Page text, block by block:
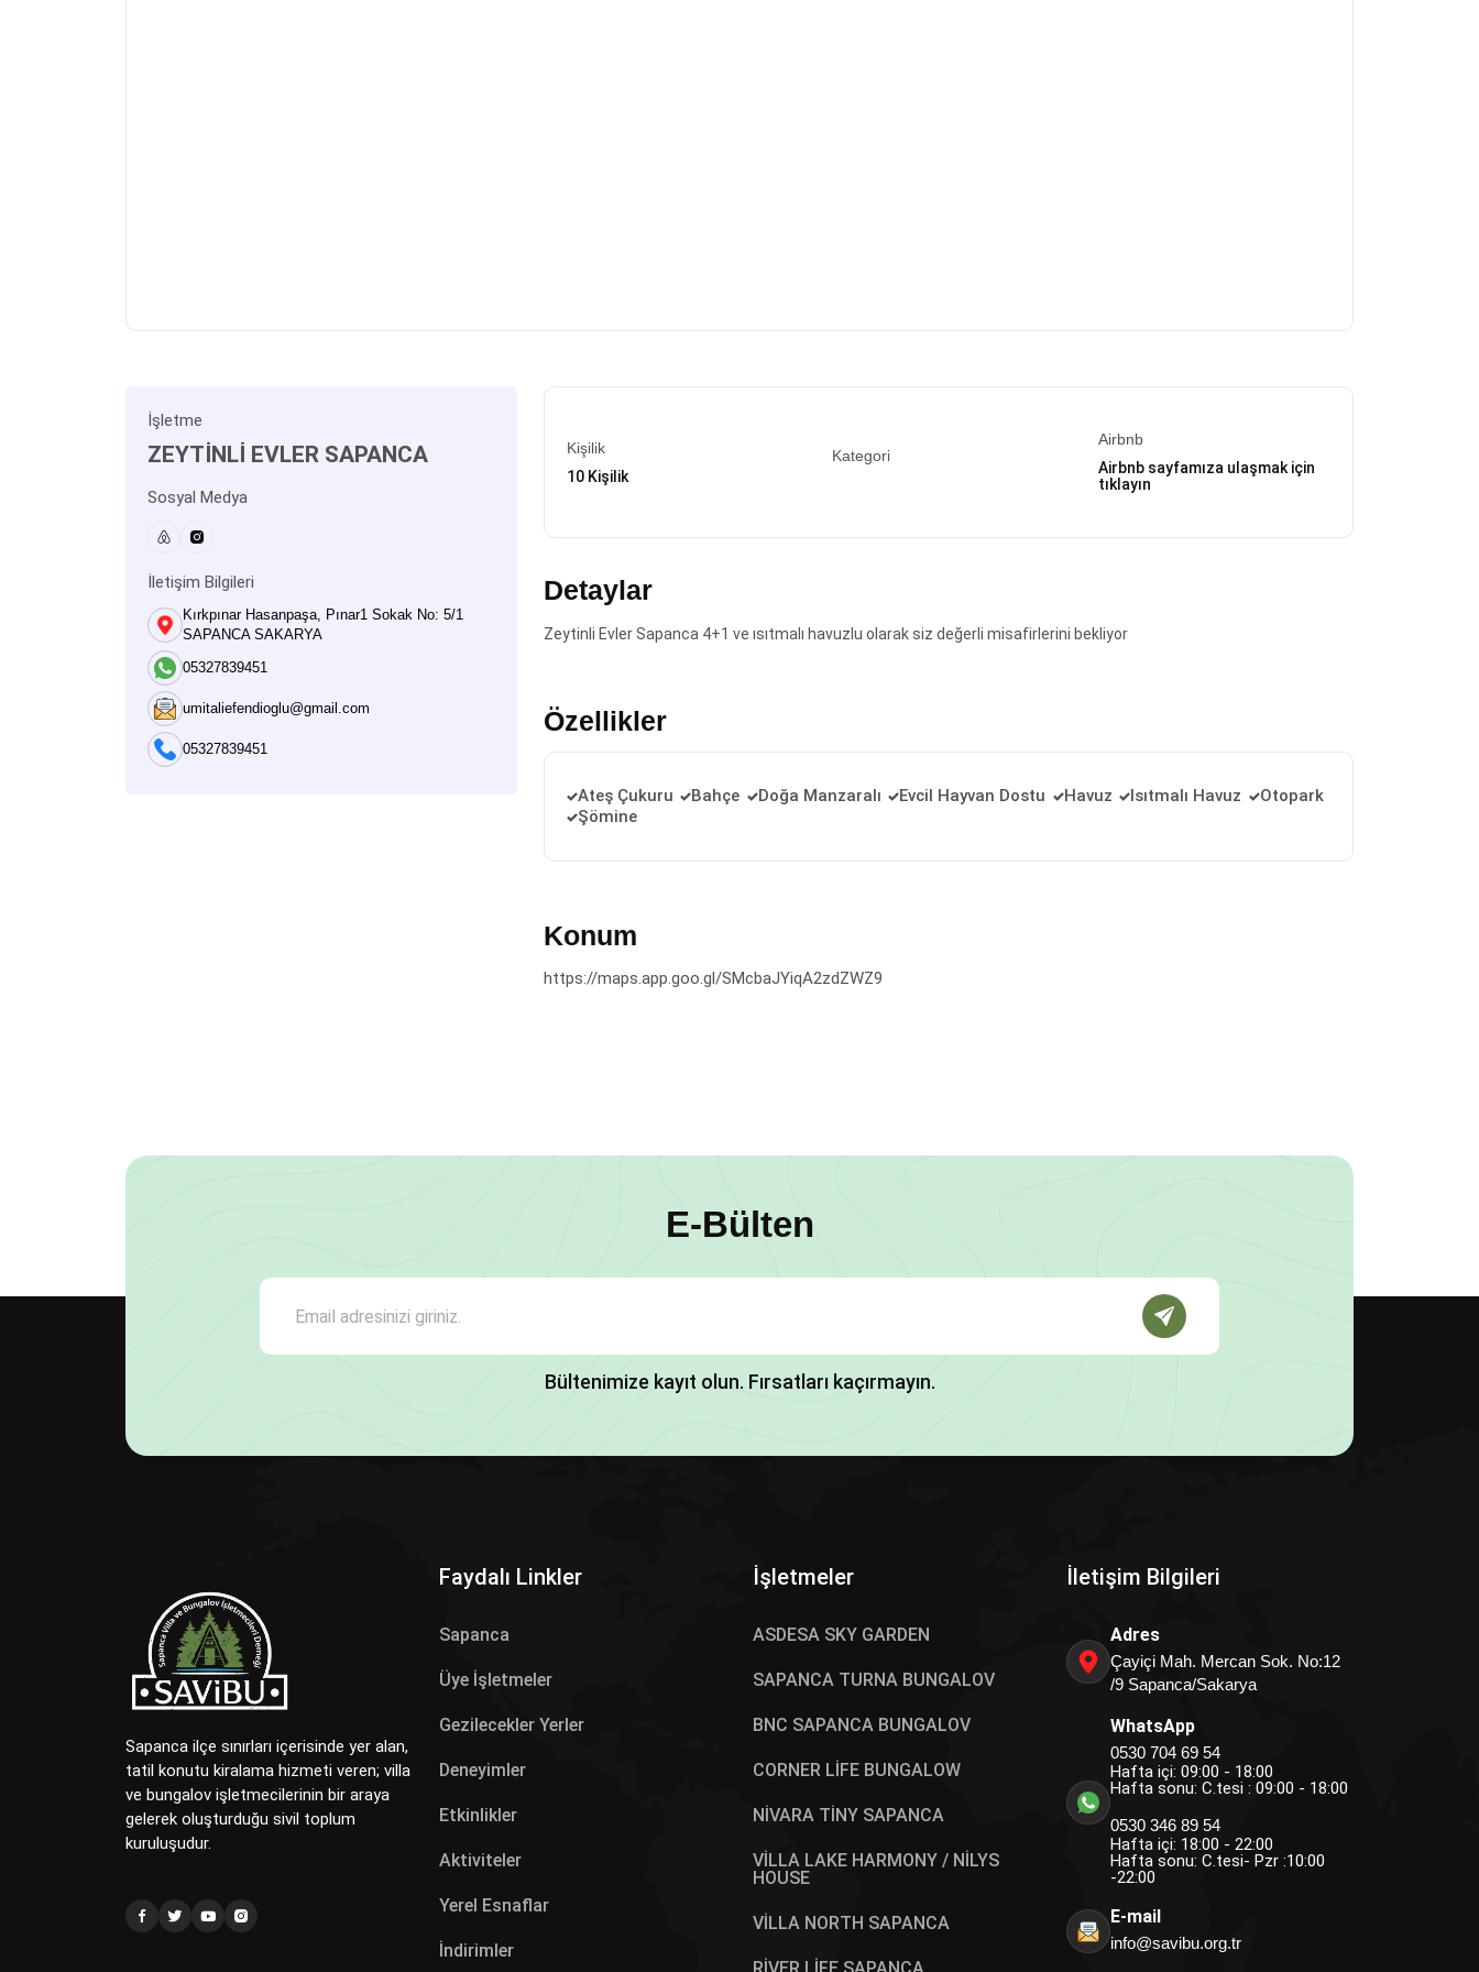
İşletme
ZEYTİNLİ EVLER SAPANCA
Sosyal Medya
İletişim Bilgileri
Kırkpınar Hasanpaşa, Pınar1 Sokak No: 5/1
SAPANCA SAKARYA
05327839451
umitaliefendioglu@gmail.com
05327839451
Kişilik
10 Kişilik
Kategori
Airbnb
Airbnb sayfamıza ulaşmak için
tıklayın
Detaylar
Zeytinli Evler Sapanca 4+1 ve ısıtmalı havuzlu olarak siz değerli misafirlerini bekliyor
Özellikler
Ateş Çukuru Bahçe Doğa Manzaralı Evcil Hayvan Dostu Havuz Isıtmalı Havuz
Otopark
Şömine
Konum
https://maps.app.goo.gl/SMcbaJYiqA2zdZWZ9
E-Bülten
Bültenimize kayıt olun. Fırsatları kaçırmayın.
Sapanca ilçe sınırları içerisinde yer alan,
tatil konutu kiralama hizmeti veren; villa
ve bungalov işletmecilerinin bir araya
gelerek oluşturduğu sivil toplum
kuruluşudur.
Faydalı Linkler
Sapanca
Üye İşletmeler
Gezilecekler Yerler
Deneyimler
Etkinlikler
Aktiviteler
Yerel Esnaflar
İndirimler
İşletmeler
ASDESA SKY GARDEN
SAPANCA TURNA BUNGALOV
BNC SAPANCA BUNGALOV
CORNER LİFE BUNGALOW
NİVARA TİNY SAPANCA
VİLLA LAKE HARMONY / NİLYS
HOUSE
VİLLA NORTH SAPANCA
İletişim Bilgileri
Adres
Çayiçi Mah. Mercan Sok. No:12
/9 Sapanca/Sakarya
WhatsApp
0530 704 69 54
Hafta içi: 09:00 - 18:00
Hafta sonu: C.tesi : 09:00 - 18:00
0530 346 89 54
Hafta içi: 18:00 - 22:00
Hafta sonu: C.tesi- Pzr :10:00
-22:00
E-mail
info@savibu.org.tr